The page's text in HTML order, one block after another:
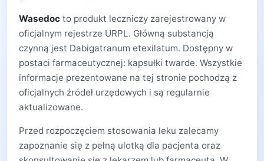
Wasedoc to produkt leczniczy zarejestrowany w
oficjalnym rejestrze URPL. Główną substancją
czynną jest Dabigatranum etexilatum. Dostępny w
postaci farmaceutycznej: kapsułki twarde. Wszystkie
informacje prezentowane na tej stronie pochodzą z
oficjalnych źródeł urzędowych i są regularnie
aktualizowane.
Przed rozpoczęciem stosowania leku zalecamy
zapoznanie się z pełną ulotką dla pacjenta oraz